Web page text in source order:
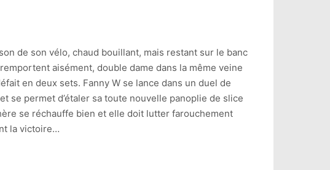
de son vélo, chaud bouillant, mais restant sur le banc
aisément, double dame dans la même veine
en deux sets. Fanny W se lance dans un duel de
se permet d’étaler sa toute nouvelle panoplie de slice
se réchauffe bien et elle doit lutter farouchement
la victoire…